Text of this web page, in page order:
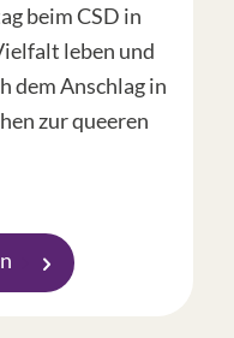
beim CSD in
leben und
dem Anschlag in
zur queeren